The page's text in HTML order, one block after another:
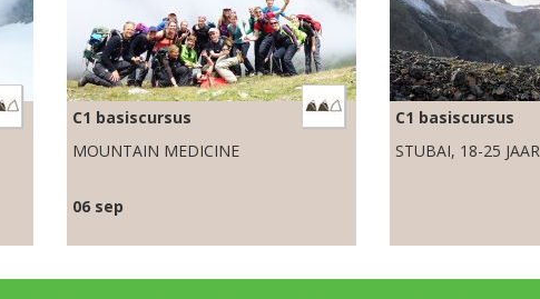
C1 basiscursus
MOUNTAIN MEDICINE
06 sep
C1 basiscursus
STUBAI, 18-25 JAAR